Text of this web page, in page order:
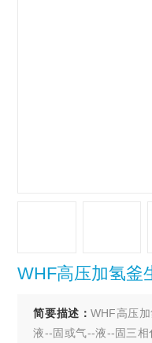
WHF高压加氢釜
简要描述：WHF高压
液--固或气--液--固三